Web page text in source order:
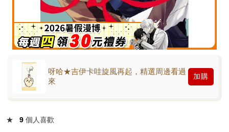
呀哈★吉伊卡哇旋風再起，精選周邊看過
來
加購
★ 9 個人喜歡